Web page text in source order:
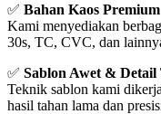
✅ Bahan Kaos Premium
Kami menyediakan
30s, TC, CVC, dan
✅ Sablon Awet & Detail
Teknik sablon kami
hasil tahan lama dan